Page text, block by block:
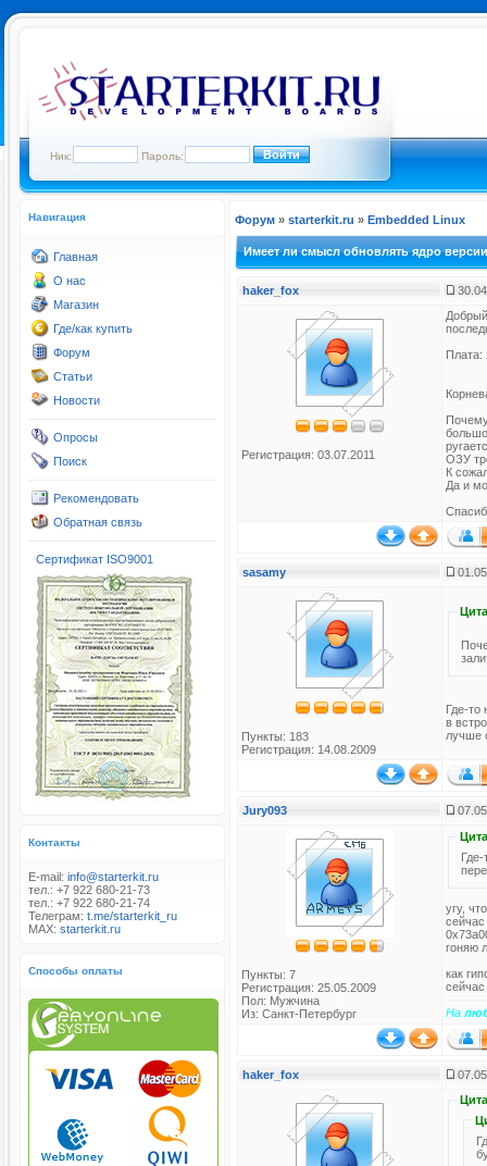
Ник: Пароль:
Навигация
Главная
О нас
Магазин
Где/как купить
Форум
Статьи
Новости
Опросы
Поиск
Рекомендовать
Обратная связь
Сертификат ISO9001
Контакты
E-mail: info@starterkit.ru
тел.: +7 922 680-21-73
тел.: +7 922 680-21-74
Телеграм: t.me/starterkit_ru
MAX: starterkit.ru
Способы оплаты
Форум » starterkit.ru » Embedded Linux
Имеет ли смысл обновлять ядро
haker_fox
Регистрация: 03.07.2011
Плата:
ОЗУ
К
Да и
sasamy
Пункты: 183
Регистрация: 14.08.2009
Где-
в
лучше
Jury093
Пункты: 7
Регистрация: 25.05.2009
Пол: Мужчина
Из: Санкт-Петербург
угу,
гоняю
как
На
haker_fox